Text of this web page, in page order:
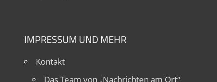
IMPRESSUM UND MEHR
Kontakt
Das Team von „Nachrichten am Ort“